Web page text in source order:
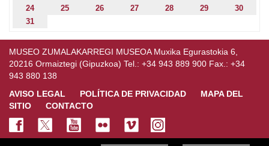
24
25 26 27 28 29
30
31
MUSEO ZUMALAKARREGI MUSEOA Muxika Egurastokia 6,
20216 Ormaiztegi (Gipuzkoa) Tel.: +34 943 889 900 Fax.: +34
943 880 138
AVISO LEGAL
POLÍTICA DE PRIVACIDAD
MAPA DEL
SITIO
CONTACTO